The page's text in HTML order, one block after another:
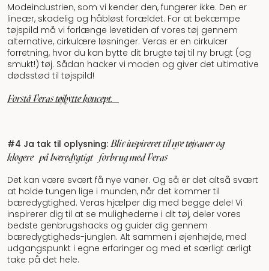
Modeindustrien, som vi kender den, fungerer ikke. Den er
lineær, skadelig og håbløst forældet. For at bekæmpe
tøjspild må vi forlænge levetiden af vores tøj gennem
alternative, cirkulære løsninger. Veras er en cirkulær
forretning, hvor du kan bytte dit brugte tøj til ny brugt (og
smukt!) tøj. Sådan hacker vi moden og giver det ultimative
dødsstød til tøjspild!
Forstå Veras tøjbytte koncept.
#4 Ja tak til oplysning: Bliv inspireret til nye tøjvaner og
klogerepå bæredygtigt forbrug med Veras
Det kan være svært få nye vaner. Og så er det altså svært
at holde tungen lige i munden, når det kommer til
bæredygtighed. Veras hjælper dig med begge dele! Vi
inspirerer dig til at se mulighederne i dit tøj, deler vores
bedste genbrugshacks og guider dig gennem
bæredygtigheds-junglen. Alt sammen i øjenhøjde, med
udgangspunkt i egne erfaringer og med et særligt ærligt
take på det hele.